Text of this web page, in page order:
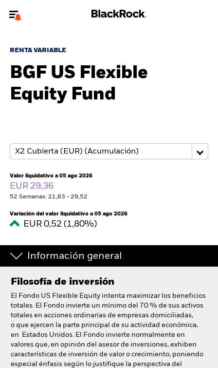
particulares.
relevante, por favor, actualiza tu tipo de usuario.
Quiénes somos
Perspectivas
España
BlackRock
iShares
Aladdin
Nuestra compañía
RENTA VARIABLE
BGF US Flexible
Equity Fund
Valor liquidativo a 05 ago 2026
EUR 29,36
52 Semanas: 21,83 - 29,52
Variación del valor liquidativo a 05 ago 2026
EUR 0,52 (1,80%)
Información general
Filosofía de inversión
El Fondo US Flexible Equity intenta maximizar los beneficios
totales. El Fondo invierte un mínimo del 70 % de sus activos
totales en acciones ordinarias de empresas domiciliadas,
o que ejercen la parte principal de su actividad económica,
en Estados Unidos. El Fondo invierte normalmente en
valores que, en opinión del asesor de inversiones, exhiben
características de inversión de valor o crecimiento, poniendo
especial énfasis según lo justifique la perspectiva del